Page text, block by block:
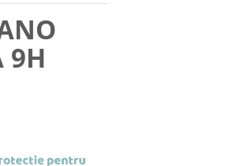
9H